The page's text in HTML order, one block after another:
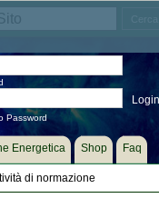
Password
di normazione
Energetica Shop Faq